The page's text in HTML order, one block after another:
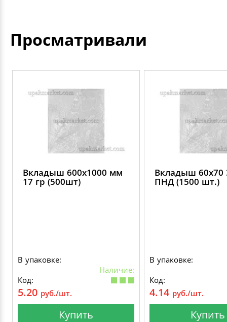
Просматривали
Вкладыш 600х1000 мм
17 гр (500шт)
В упаковке:
Наличие:
Код:
5.20 руб./шт.
Купить
Вкладыш 60х70
ПНД (1500 шт.)
В упаковке:
Код:
4.14 руб./шт.
Купить